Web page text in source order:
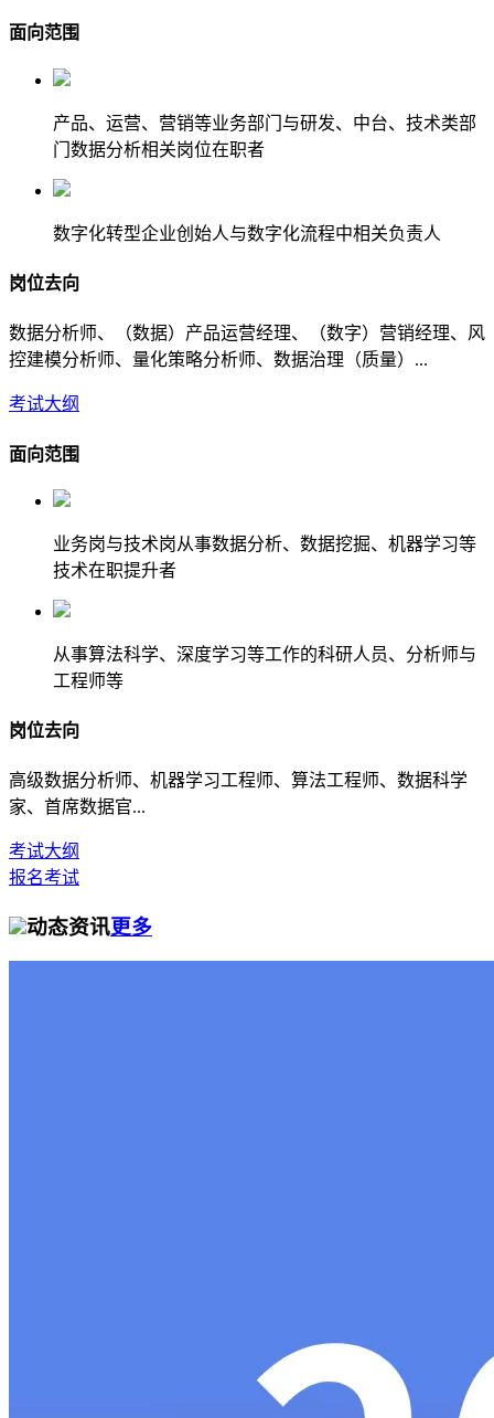
面向范围
产品、运营、营销等业务部门与研发、中台、技术类部
门数据分析相关岗位在职者
数字化转型企业创始人与数字化流程中相关负责人
岗位去向
数据分析师、（数据）产品运营经理、（数字）营销经理、风
控建模分析师、量化策略分析师、数据治理（质量）...
考试大纲
面向范围
业务岗与技术岗从事数据分析、数据挖掘、机器学习等
技术在职提升者
从事算法科学、深度学习等工作的科研人员、分析师与
工程师等
岗位去向
高级数据分析师、机器学习工程师、算法工程师、数据科学
家、首席数据官...
考试大纲
报名考试
动态资讯更多